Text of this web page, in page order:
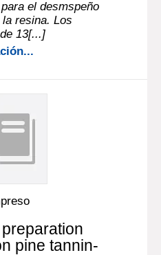
el desmspeño
resina. Los
13[...]
pine tannin-